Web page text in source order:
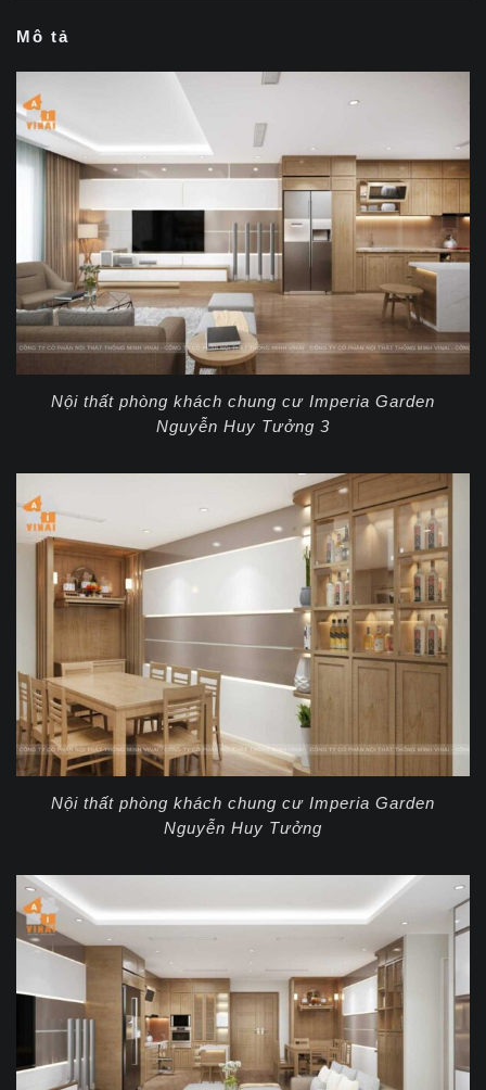
Mô tả
Nội thất phòng khách chung cư Imperia Garden
Nguyễn Huy Tưởng 3
Nội thất phòng khách chung cư Imperia Garden
Nguyễn Huy Tưởng